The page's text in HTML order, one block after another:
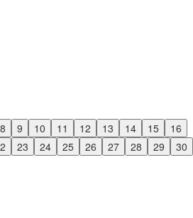
8 9 10 11 12 13 14 15
16
23 24 25 26 27 28 29
30